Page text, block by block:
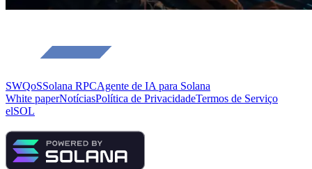
SWQoSSolana RPCAgente de IA para Solana
White paperNotíciasPolítica de PrivacidadeTermos de Serviço
elSOL